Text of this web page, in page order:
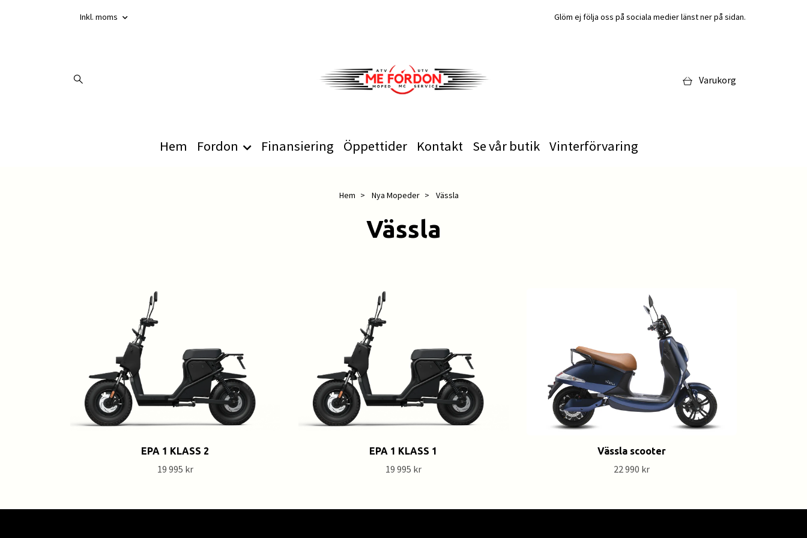
Inkl. moms Glöm ej följa oss på sociala medier länst ner på sidan.
Varukorg
Hem Fordon Finansiering Öppettider Kontakt Se vår butik Vinterförvaring
Hem Nya Mopeder Vässla
Vässla
EPA 1 KLASS 2
19 995 kr
EPA 1 KLASS 1
19 995 kr
Vässla scooter
22 990 kr